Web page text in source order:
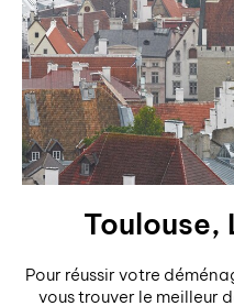
Toulouse,
Pour réussir votre
vous trouver le meilleur